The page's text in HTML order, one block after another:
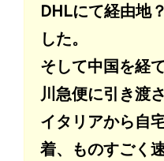
DHLにて経由地
した。
そして中国を経
川急便に引き渡
イタリアから自
着、ものすごく